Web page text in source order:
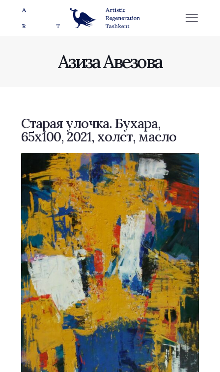
Азиза Авезова
Старая улочка. Бухара,
65х100, 2021, холст, масло